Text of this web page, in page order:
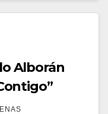
Alborán